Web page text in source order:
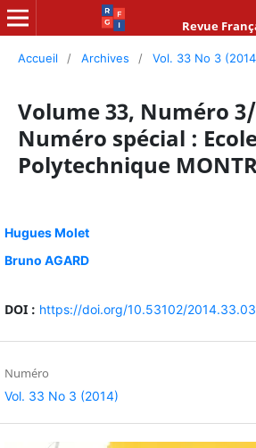
Revue
Accueil / Archives / Vol. 33 No 3
Volume 33, Numéro
Numéro spécial :
Polytechnique
Hugues Molet
Bruno AGARD
DOI : https://doi.org/10.53102/
Numéro
Vol. 33 No 3 (2014)